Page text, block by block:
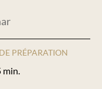
PRÉPARATION
min.